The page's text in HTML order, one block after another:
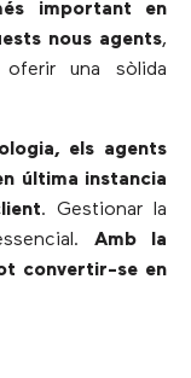
important en
nous agents,
oferir una sòlida
els agents
última instancia
. Gestionar la
Amb la
convertir-se en